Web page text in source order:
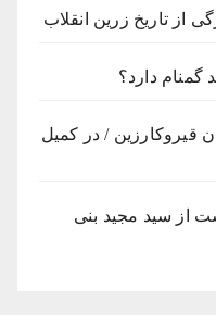
از تاریخ زرین انقلاب
گمنام دارد؟
قیروکارزین / در کمیل
از سید مجید بنی